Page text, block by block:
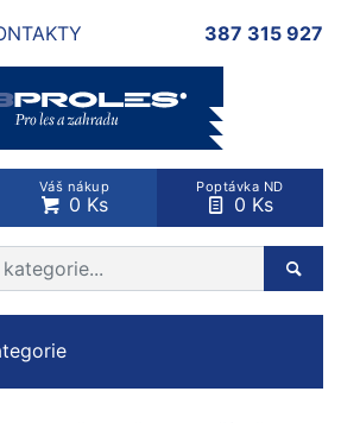
387 315 927
Váš nákup
0 Ks
Poptávka ND
0 Ks